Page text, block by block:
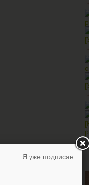
Я уже подписан